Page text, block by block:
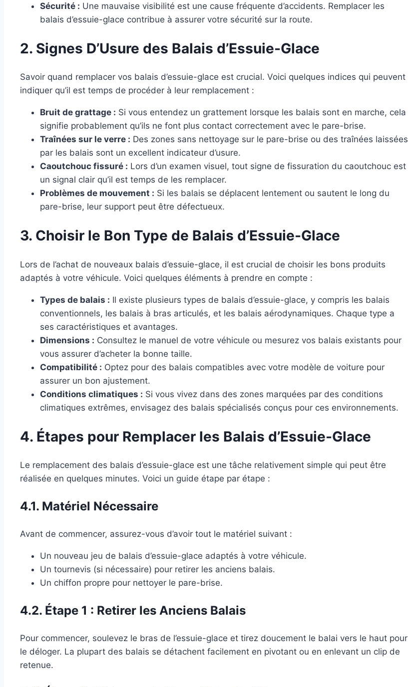
Sécurité : Une mauvaise visibilité est une cause fréquente d’accidents. Remplacer les
balais d’essuie-glace contribue à assurer votre sécurité sur la route.
2. Signes D’Usure des Balais d’Essuie-Glace
Savoir quand remplacer vos balais d’essuie-glace est crucial. Voici quelques indices qui peuvent
indiquer qu’il est temps de procéder à leur remplacement :
Bruit de grattage : Si vous entendez un grattement lorsque les balais sont en marche, cela
signifie probablement qu’ils ne font plus contact correctement avec le pare-brise.
Traînées sur le verre : Des zones sans nettoyage sur le pare-brise ou des traînées laissées
par les balais sont un excellent indicateur d’usure.
Caoutchouc fissuré : Lors d’un examen visuel, tout signe de fissuration du caoutchouc est
un signal clair qu’il est temps de les remplacer.
Problèmes de mouvement : Si les balais se déplacent lentement ou sautent le long du
pare-brise, leur support peut être défectueux.
3. Choisir le Bon Type de Balais d’Essuie-Glace
Lors de l’achat de nouveaux balais d’essuie-glace, il est crucial de choisir les bons produits
adaptés à votre véhicule. Voici quelques éléments à prendre en compte :
Types de balais : Il existe plusieurs types de balais d’essuie-glace, y compris les balais
conventionnels, les balais à bras articulés, et les balais aérodynamiques. Chaque type a
ses caractéristiques et avantages.
Dimensions : Consultez le manuel de votre véhicule ou mesurez vos balais existants pour
vous assurer d’acheter la bonne taille.
Compatibilité : Optez pour des balais compatibles avec votre modèle de voiture pour
assurer un bon ajustement.
Conditions climatiques : Si vous vivez dans des zones marquées par des conditions
climatiques extrêmes, envisagez des balais spécialisés conçus pour ces environnements.
4. Étapes pour Remplacer les Balais d’Essuie-Glace
Le remplacement des balais d’essuie-glace est une tâche relativement simple qui peut être
réalisée en quelques minutes. Voici un guide étape par étape :
4.1. Matériel Nécessaire
Avant de commencer, assurez-vous d’avoir tout le matériel suivant :
Un nouveau jeu de balais d’essuie-glace adaptés à votre véhicule.
Un tournevis (si nécessaire) pour retirer les anciens balais.
Un chiffon propre pour nettoyer le pare-brise.
4.2. Étape 1 : Retirer les Anciens Balais
Pour commencer, soulevez le bras de l’essuie-glace et tirez doucement le balai vers le haut pour
le déloger. La plupart des balais se détachent facilement en pivotant ou en enlevant un clip de
retenue.